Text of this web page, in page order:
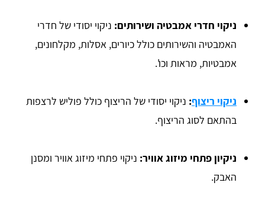
ניקוי חדרי אמבטיה ושירותים: ניקוי יסודי של חדרי
האמבטיה והשירותים כולל כיורים, אסלות, מקלחונים,
אמבטיות, מראות וכו'.
ניקוי ריצוף: ניקוי יסודי של הריצוף כולל פוליש לרצפות
בהתאם לסוג הריצוף.
ניקיון פתחי מיזוג אוויר: ניקוי פתחי מיזוג אוויר ומסנן
האבק.